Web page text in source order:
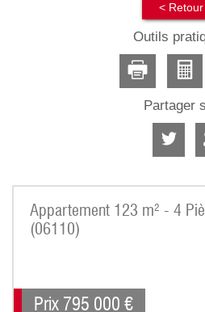
< Retour
Outils
Partager
Appartement 123 m² - 4
(06110)
Prix 795 000 €